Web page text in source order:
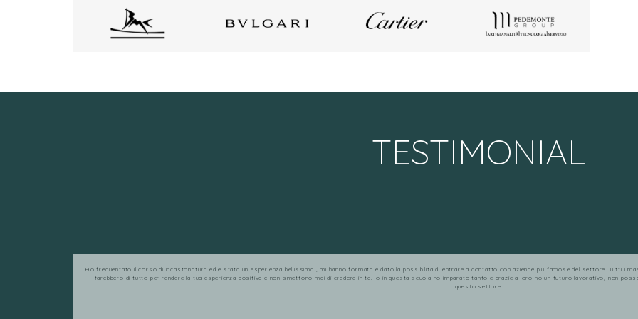
TESTIMONIAL
Ho frequentato il corso di incastonatura ed è stata un esperienza bellissima , mi hanno formata e dato la possibilità di entrare a contatto con aziende più famose del settore. Tutti i
farebbero di tutto per rendere la tua esperienza positiva e non smettono mai di credere in te. Io in questa scuola ho imparato tanto e grazie a loro ho un futuro lavorativo, non
questo settore.